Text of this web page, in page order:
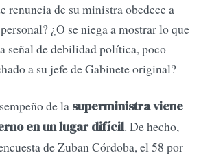
renuncia de su ministra obedece a
¿O se niega a mostrar lo que
señal de debilidad política, poco
a su jefe de Gabinete original?
de la superministra viene
en un lugar difícil. De hecho,
de Zuban Córdoba, el 58 por